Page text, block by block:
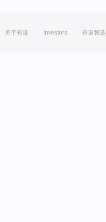
关于有道 Investors 有道智选